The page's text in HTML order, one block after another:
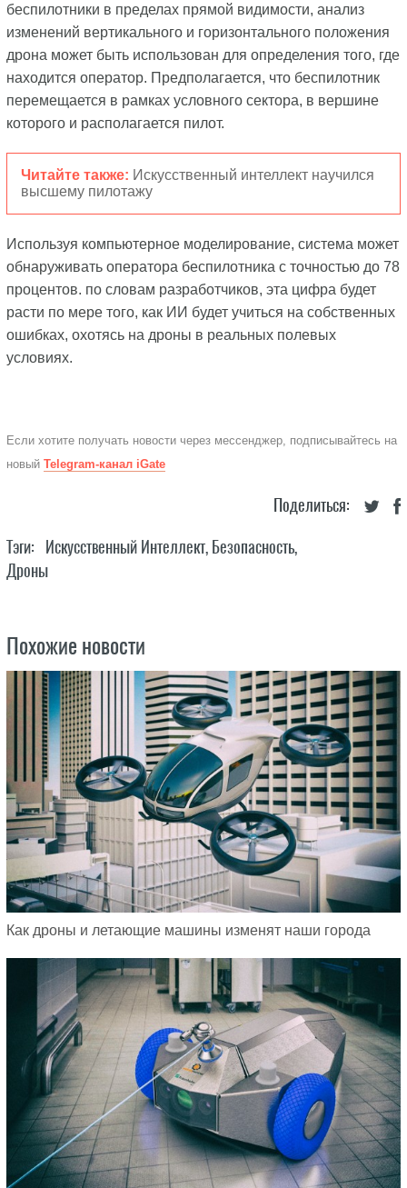
беспилотники в пределах прямой видимости, анализ
изменений вертикального и горизонтального положения
дрона может быть использован для определения того, где
находится оператор. Предполагается, что беспилотник
перемещается в рамках условного сектора, в вершине
которого и располагается пилот.
Читайте также: Искусственный интеллект научился
высшему пилотажу
Используя компьютерное моделирование, система может
обнаруживать оператора беспилотника с точностью до 78
процентов. по словам разработчиков, эта цифра будет
расти по мере того, как ИИ будет учиться на собственных
ошибках, охотясь на дроны в реальных полевых
условиях.
Если хотите получать новости через мессенджер, подписывайтесь на
новый Telegram-канал iGate
Поделиться:
Тэги: Искусственный Интеллект, Безопасность,
Дроны
Похожие новости
Как дроны и летающие машины изменят наши города